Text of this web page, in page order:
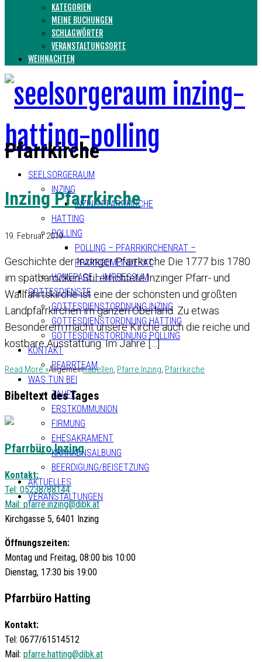
KATEGORIEN
MEINE BUCHUNGEN
SCHLAGWÖRTER
VERANSTALTUNGSORTE
WEIHNACHTEN
SEELSORGERAUM
INZING
INZING PFARRKIRCHE
HATTING
POLLING
POLLING – PFARRKIRCHENRAT –
PFARRGEMEINDERAT
HOMEPAGE – IMPRESSUM
GOTTESDIENSTE
GOTTESDIENSTORDNUNG INZING
GOTTESDIENSTORDNUNG HATTING
GOTTESDIENSTORDNUNG POLLING
KONTAKT
PFARRTEAM
WAS TUN BEI
TAUFE
ERSTKOMMUNION
FIRMUNG
EHESAKRAMENT
KRANKENSALBUNG
BEERDIGUNG/BEISETZUNG
AKTUELLES
VERANSTALTUNGEN
Pfarrkirche
Inzing Pfarrkirche
19. Februar 2019
Geschichte der Inzinger Pfarrkirche Die 1777 bis 1780
im spätbarocken Stil errichtete Inzinger Pfarr- und
Wallfahrtskirche ist eine der schönsten und größten
Landpfarrkirchen im ganzen Oberland. Zu etwas
Besonderem macht unsere Kirche auch die reiche und
kostbare Ausstattung. Im Jahre […]
Read More »AllgemeinKapellen, Pfarre Inzing, Pfarrkirche
Bibeltext des Tages
Pfarrbüro Inzing
Kontakt:
Tel: 05238/88144
Mail: pfarre.inzing@dibk.at
Kirchgasse 5, 6401 Inzing
Öffnungszeiten:
Montag und Freitag, 08:00 bis 10:00
Dienstag, 17:30 bis 19:00
Pfarrbüro Hatting
Kontakt:
Tel: 0677/61514512
Mail: pfarre.hatting@dibk.at